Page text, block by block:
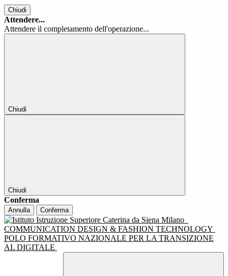
Chiudi
Attendere...
Attendere il completamento dell'operazione...
Chiudi
Chiudi
Conferma
Annulla Conferma
COMMUNICATION DESIGN & FASHION TECHNOLOGY
POLO FORMATIVO NAZIONALE PER LA TRANSIZIONE
AL DIGITALE